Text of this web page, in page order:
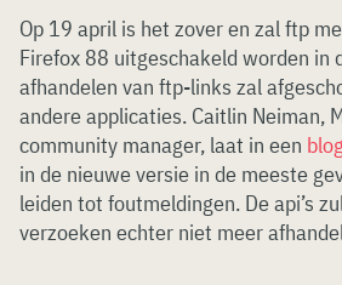
Op 19 april is het zover en zal ftp
Firefox 88 uitgeschakeld worden in
afhandelen van ftp-links zal
andere applicaties. Caitlin Neiman,
community manager, laat in een blog
in de nieuwe versie in de meeste
leiden tot foutmeldingen. De api’s
verzoeken echter niet meer